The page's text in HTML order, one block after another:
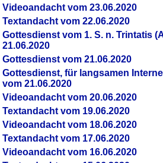
Videoandacht vom 23.06.2020
Textandacht vom 22.06.2020
Gottesdienst vom 1. S. n. Trintatis
21.06.2020
Gottesdienst vom 21.06.2020
Gottesdienst, für langsamen
vom 21.06.2020
Videoandacht vom 20.06.2020
Textandacht vom 19.06.2020
Videoandacht vom 18.06.2020
Textandacht vom 17.06.2020
Videoandacht vom 16.06.2020